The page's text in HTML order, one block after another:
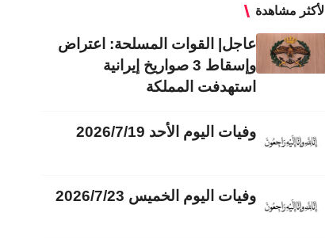
الأكثر مشاهدة
عاجل| القوات المسلحة: اعتراض
وإسقاط 3 صواريخ إيرانية
استهدفت المملكة
وفيات اليوم الأحد 2026/7/19
وفيات اليوم الخميس 2026/7/23